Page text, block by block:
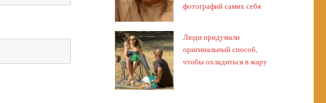
фотографий самих себя
Люди придумали
оригинальный способ,
чтобы охладиться в жару